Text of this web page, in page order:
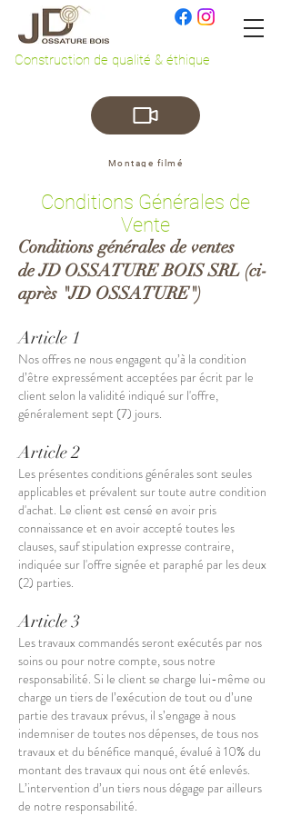
Construction de qualité & éthique
Montage filmé
Conditions Générales de
Vente
Conditions générales de ventes
deJD OSSATURE BOIS SRL (ci-
après "JD OSSATURE")
Article 1
Nos offres ne nous engagent qu’à la condition
d’être expressément acceptées par écrit par le
client selon la validité indiqué sur l'offre,
généralement sept (7) jours.
Article 2
Les présentes conditions générales sont seules
applicables et prévalent sur toute autre condition
d'achat. Le client est censé en avoir pris
connaissance et en avoir accepté toutes les
clauses, sauf stipulation expresse contraire,
indiquée sur l'offre signée et paraphé par les deux
(2) parties.
Article 3
Les travaux commandés seront exécutés par nos
soins ou pour notre compte, sous notre
responsabilité. Si le client se charge lui-même ou
charge un tiers de l’exécution de tout ou d’une
partie des travaux prévus, il s’engage à nous
indemniser de toutes nos dépenses, de tous nos
travaux et du bénéfice manqué, évalué à 10% du
montant des travaux qui nous ont été enlevés.
L’intervention d’un tiers nous dégage par ailleurs
de notre responsabilité.